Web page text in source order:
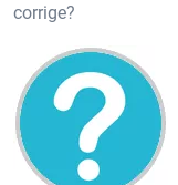
corrige?